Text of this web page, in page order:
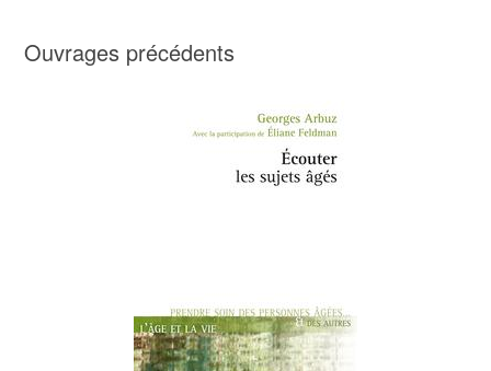
Ouvrages précédents